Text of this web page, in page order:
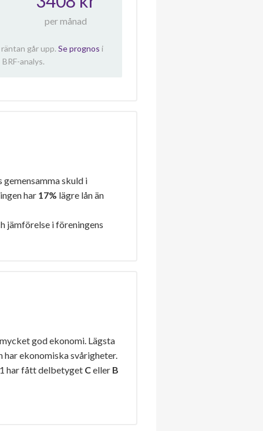
per månad
går upp. Se prognos i
analys.
gemensamma skuld i
har 17% lägre lån än
jämförelse i föreningens
god ekonomi. Lägsta
ekonomiska svårigheter.
har fått delbetyget Celler B